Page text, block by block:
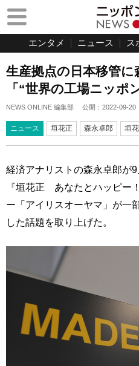
エンタメ ニュース ス
生産拠点の日本移管に
「“世界の工場ニッポ
NEWS ONLINE 編集部 公開： 2022-09-20
ニュース 垣花正 森永卓郎 垣
経済アナリストの森永卓郎が
『垣花正 あなたとハッピー
ー「アイリスオーヤマ」が一
した話題を取り上げた。